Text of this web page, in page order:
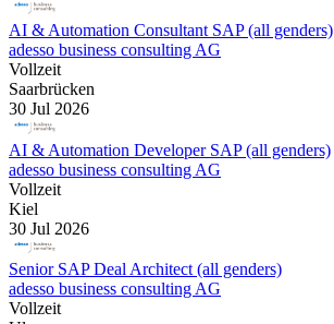
AI & Automation Consultant SAP (all genders)
adesso business consulting AG
Vollzeit
Saarbrücken
30 Jul 2026
AI & Automation Developer SAP (all genders)
adesso business consulting AG
Vollzeit
Kiel
30 Jul 2026
Senior SAP Deal Architect (all genders)
adesso business consulting AG
Vollzeit